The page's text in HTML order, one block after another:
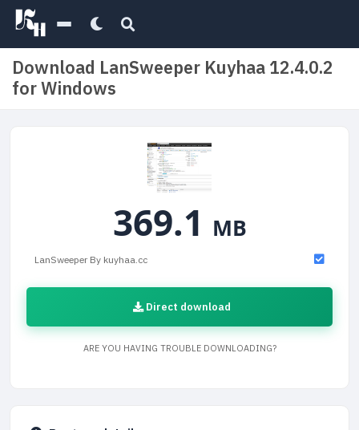
Download LanSweeper Kuyhaa 12.4.0.2
for Windows
369.1 MB
LanSweeper By kuyhaa.cc
Direct download
ARE YOU HAVING TROUBLE DOWNLOADING?